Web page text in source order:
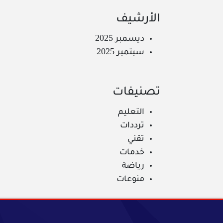
الأرشيف
ديسمبر 2025
سبتمبر 2025
تصنيفات
التعليم
ترددات
تقني
خدمات
رياضة
منوعات